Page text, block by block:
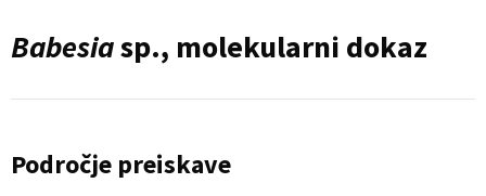
Babesiasp., molekularni dokaz
Področje preiskave